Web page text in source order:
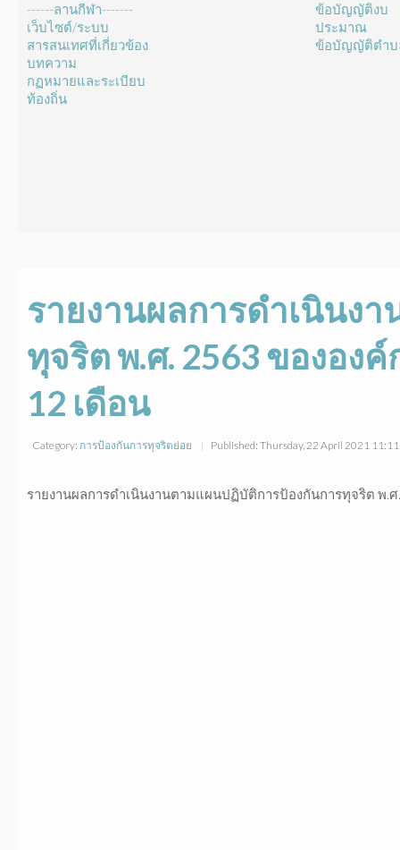
------ลานกีฬา-------
เว็บไซต์/ระบบ
สารสนเทศที่เกี่ยวข้อง
บทความ
กฏหมายและระเบียบ
ท้องถิ่น
ข้อบัญญัติงบ
ประมาณ
ข้อบัญญัติตำบ
รายงานผลการดำเนินง
ทุจริต พ.ศ. 2563 ขององ
12 เดือน
Category: การป้องกันการทุจริตย่อย Published: Thursday, 22 April 2021 11:11
รายงานผลการดำเนินงานตามแผนปฏิบัติการป้องกันการทุจริต พ.